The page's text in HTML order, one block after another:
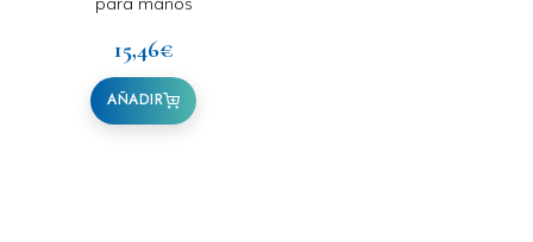
15,46€